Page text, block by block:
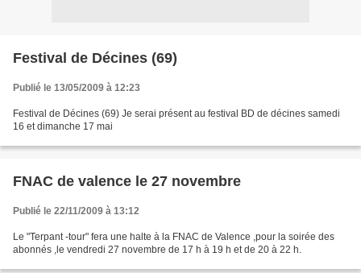
Festival de Décines (69)
Publié le 13/05/2009 à 12:23
Festival de Décines (69) Je serai présent au festival BD de décines samedi
16 et dimanche 17 mai
FNAC de valence le 27 novembre
Publié le 22/11/2009 à 13:12
Le "Terpant -tour" fera une halte à la FNAC de Valence ,pour la soirée des
abonnés ,le vendredi 27 novembre de 17 h à 19 h et de 20 à 22 h.